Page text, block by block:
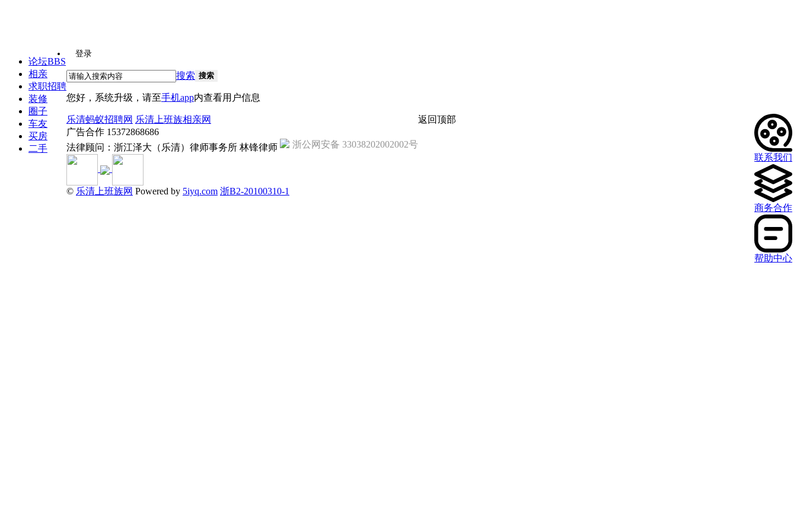
论坛BBS
相亲
求职招聘
装修
圈子
车友
买房
二手
登录
搜索 搜索
您好，系统升级，请至手机app内查看用户信息
乐清蚂蚁招聘网 乐清上班族相亲网
广告合作 15372868686
法律顾问：浙江泽大（乐清）律师事务所 林锋律师
浙公网安备 33038202002002号
© 乐清上班族网 Powered by 5iyq.com 浙B2-20100310-1
联系我们
商务合作
帮助中心
返回顶部